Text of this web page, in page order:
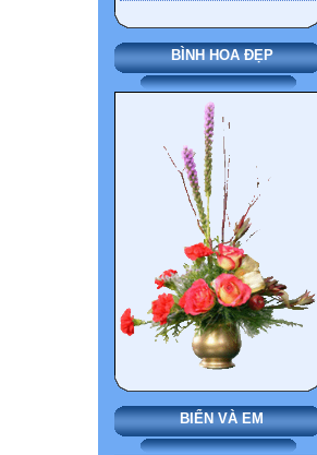
BÌNH HOA ĐẸP
BIỂN VÀ EM